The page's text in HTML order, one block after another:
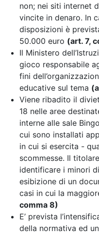
non; nei siti internet
vincite in denaro. In
disposizioni è
50.000 euro (art. 7,
Il Ministero
gioco responsabile
fini
educative sul tema
Viene ribadito il
18 nelle aree
interne alle sale
cui sono installati
in cui si esercita -
scommesse. Il
identificare i minori
esibizione di un
casi in cui la
comma 8)
E’ prevista
della normativa ed